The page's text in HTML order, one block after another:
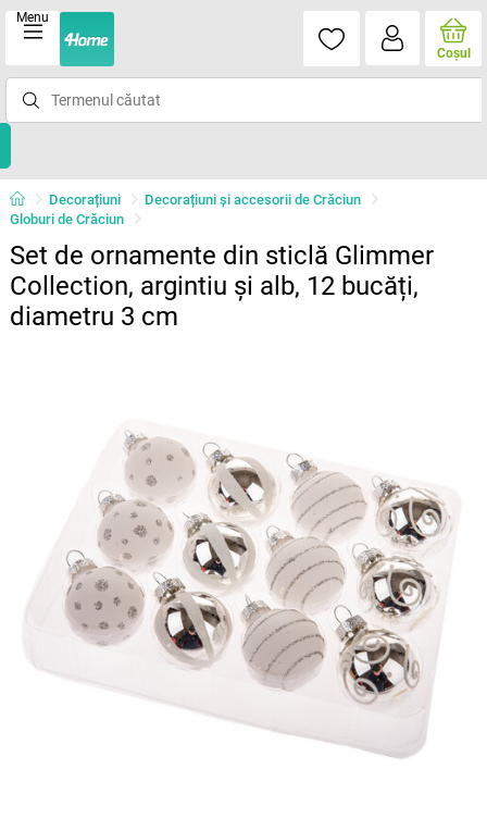
Menu
Coşul
Decorațiuni
Decorațiuni și accesorii de Crăciun
Globuri de Crăciun
Set de ornamente din sticlă Glimmer
Collection, argintiu și alb, 12 bucăți,
diametru 3 cm